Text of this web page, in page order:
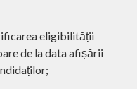
eligibilității
de la data afișării